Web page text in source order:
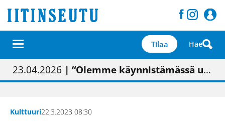
Tilaa Hae
01.02.2026 | Painon vaihtumisen pitäisi näkyä hieman parempana painojäljen laatuna lehdessä
05.02.2026 | Uudistettu kunnantalo on valoisa
23.04.2026 | “Olemme käynnistämässä uudelleen keskustavisiotyön”
09.05.2026| "Maalla on totuttu elämään omavaraisemmin kuin kaupungissa"
Kulttuuri22.3.2023 08:30